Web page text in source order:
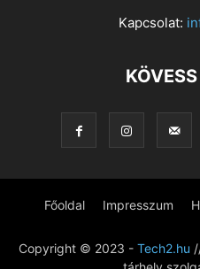
Kapcsolat:
Főoldal Impresszum
Copyright © 2023 - Tech2.hu